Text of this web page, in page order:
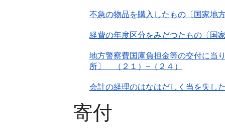
不急の物品を購入したもの〔国家
経費の年度区分をみだつたもの〔国
地方警察費国庫負担金等の交付に当
所〕 （２１）−（２４）
会計の経理のはなはだしく当を失し
寄付